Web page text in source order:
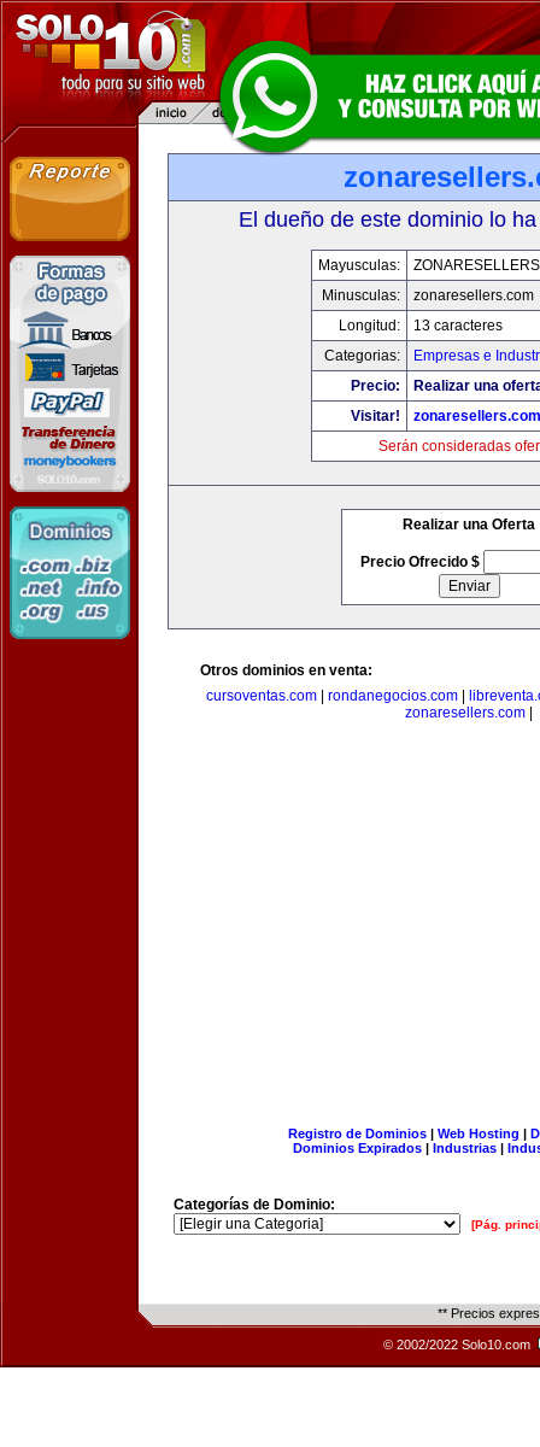
El dueño de este dominio lo
Mayusculas:
Minusculas:
zonaresellers.com
Longitud:
13 caracteres
Categorias:
Empresas e
Precio:
Realizar una
Visitar!
zonaresellers.com
Serán consideradas
Realizar una Oferta
Precio Ofrecido $
Otros dominios en venta:
cursoventas.com
rondanegocios.com
zonaresellers.com
Registro de Dominios| Web Hosting |
Dominios Expirados | Industrias |
Categorías de Dominio:
[Pág.
** Precios
© 2002/2022 Solo10.com